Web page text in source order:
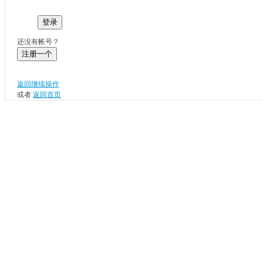
登录
还没有帐号？
注册一个
返回继续操作
或者 返回首页